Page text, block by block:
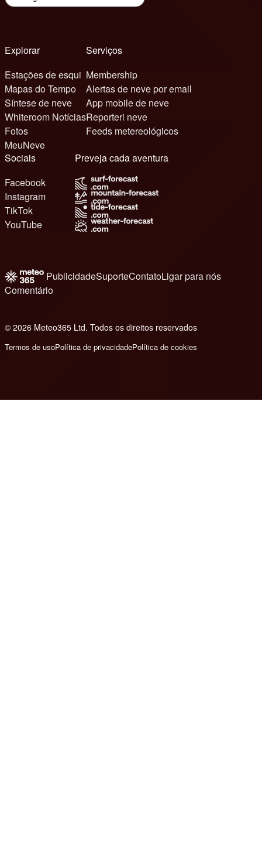
Explorar
Estações de esqui
Mapas do Tempo
Síntese de neve
Whiteroom Notícias
Fotos
MeuNeve
Serviços
Membership
Alertas de neve por email
App mobile de neve
Reporteri neve
Feeds metereológicos
Sociais
Facebook
Instagram
TikTok
YouTube
Preveja cada aventura
PublicidadeSuporteContatoLigar para nós
Comentário
© 2026 Meteo365 Ltd. Todos os direitos reservados
Termos de usoPolítica de privacidadePolítica de cookies